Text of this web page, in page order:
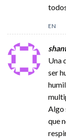
EN
Una
ser
Algo
que